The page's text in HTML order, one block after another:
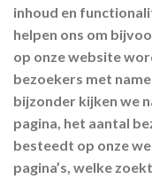
inhoud en
helpen ons om
op onze website
bezoekers met
bijzonder kijken we
pagina, het aantal
besteedt op onze
pagina’s, welke